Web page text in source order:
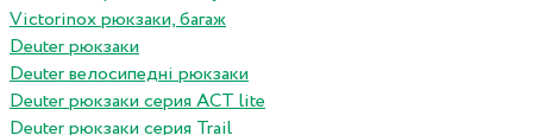
Victorinox рюкзаки, багаж
Deuter рюкзаки
Deuter велосипедні рюкзаки
Deuter рюкзаки серия ACT lite
Deuter рюкзаки серия Trail